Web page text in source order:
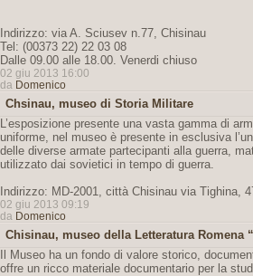
Indirizzo: via A. Sciusev n.77, Chisinau
Tel: (00373 22) 22 03 08
Dalle 09.00 alle 18.00. Venerdi chiuso
02 giu 2013 16:00
da Domenico
Chsinau, museo di Storia Militare
L’esposizione presente una vasta gamma di
uniforme, nel museo è presente in esclusiva
delle diverse armate partecipanti alla guerra,
utilizzato dai sovietici in tempo di guerra.
Indirizzo: MD-2001, città Chisinau via Tighina,
02 giu 2013 09:19
da Domenico
Chisinau, museo della Letteratura Romena
Il Museo ha un fondo di valore storico,
offre un ricco materiale documentario per la